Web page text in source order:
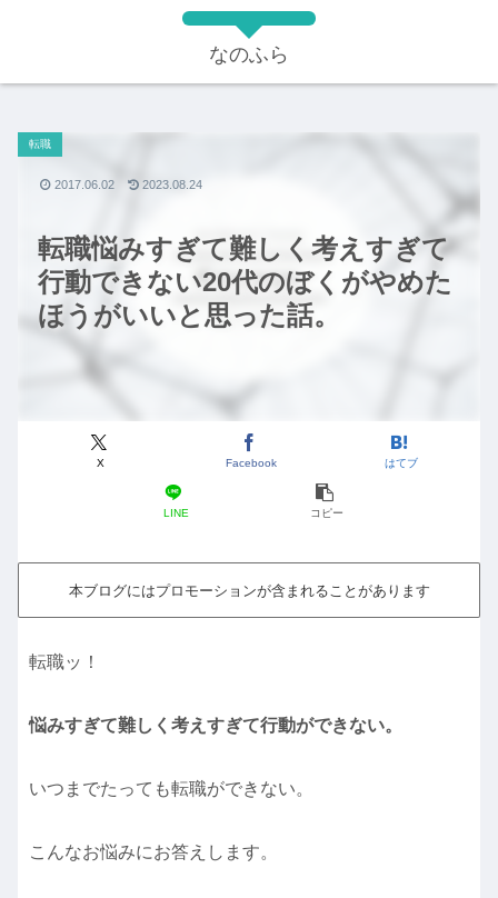
なのふら
転職悩みすぎて難しく考えすぎて
行動できない20代のぼくがやめた
ほうがいいと思った話。
転職
X Facebook はてブ
LINE コピー
2017.06.02 2023.08.24
本ブログにはプロモーションが含まれることがあります
転職ッ！
悩みすぎて難しく考えすぎて行動ができない。
いつまでたっても転職ができない。
こんなお悩みにお答えします。